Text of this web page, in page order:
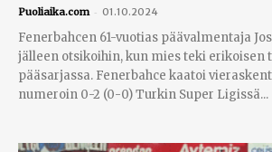
Puoliaika.com - 01.10.2024
Fenerbahcen 61-vuotias päävalmentaja
jälleen otsikoihin, kun mies teki erikoisen
pääsarjassa. Fenerbahce kaatoi
numeroin 0-2 (0-0) Turkin Super Ligissä...